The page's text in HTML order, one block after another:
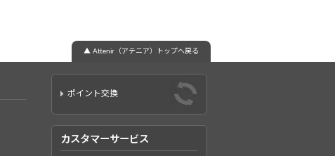
▲ Attenir（アテニア）トップへ戻る
ポイント交換
カスタマーサービス